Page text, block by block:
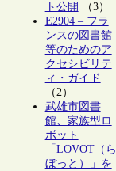
ト公開
（3）
E2904 – フラ
ンスの図書館
等のためのア
クセシビリテ
ィ・ガイド
（2）
武雄市図書
館、家族型ロ
ボット
「LOVOT（ら
ぼっと）」を